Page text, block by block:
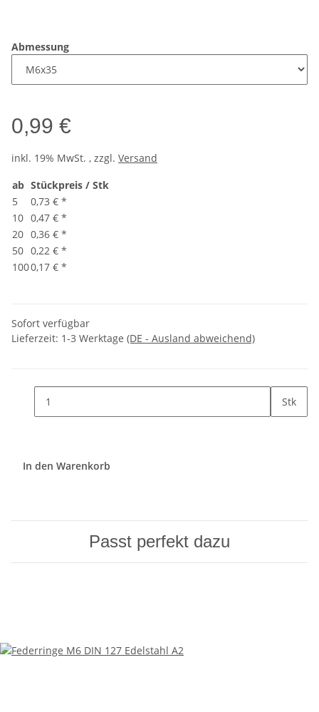
Abmessung
0,99 €
inkl. 19% MwSt. , zzgl. Versand
ab Stückpreis / Stk
5
0,73 € *
10 0,47 € *
20 0,36 € *
50 0,22 € *
1000,17 € *
Sofort verfügbar
Lieferzeit: 1-3 Werktage (DE - Ausland abweichend)
Stk
In den Warenkorb
Passt perfekt dazu